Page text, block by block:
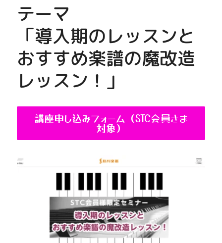
テーマ
「導入期のレッスンと
おすすめ楽譜の魔改造
レッスン！」
講座申し込みフォーム（STC会員さま
対象）